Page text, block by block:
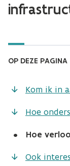
OP DEZE PAGINA
Kom ik in
Hoe
•
Hoe
Ook